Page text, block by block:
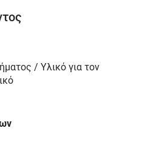
/ Υλικό για τον